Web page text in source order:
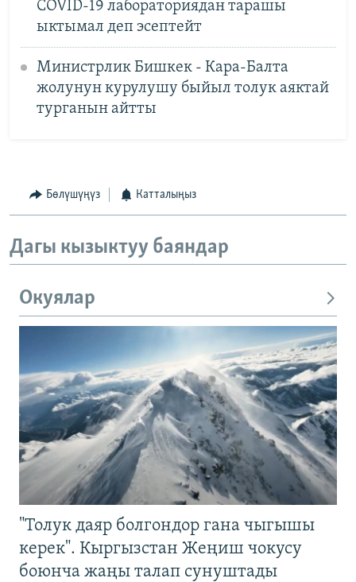
COVID-19 лабораториядан тарашы
ыктымал деп эсептейт
Министрлик Бишкек - Кара-Балта
жолунун курулушу быйыл толук аяктай
турганын айтты
Бөлүшүңүз Катталыңыз
Дагы кызыктуу баяндар
Окуялар
"Толук даяр болгондор гана чыгышы
керек". Кыргызстан Жеңиш чокусу
боюнча жаңы талап сунуштады